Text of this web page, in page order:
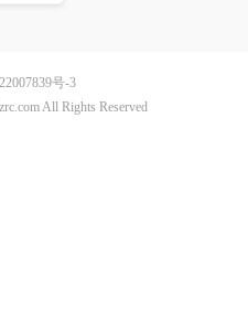
号-3
All Rights Reserved